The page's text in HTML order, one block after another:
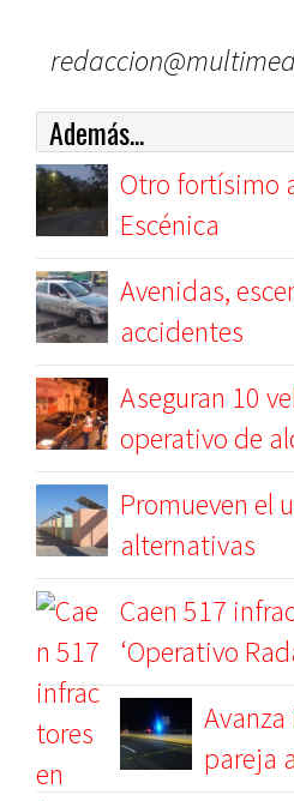
Además...
Otro fortísimo
Escénica
Avenidas,
accidentes
Aseguran 10
operativo de
Promueven el
alternativas
Caen 517
‘Operativo
pareja